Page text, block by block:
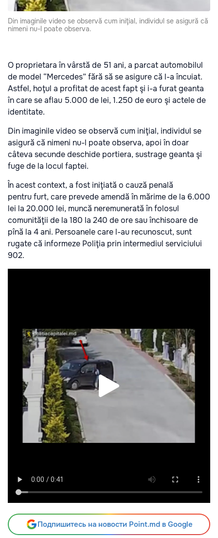
Din imaginile video se observă cum iniţial, individul se asigură că
nimeni nu-l poate observa.
O proprietara în vârstă de 51 ani, a parcat automobilul
de model “Mercedes” fără să se asigure că l-a încuiat.
Astfel, hoţul a profitat de acest fapt şi i-a furat geanta
în care se aflau 5.000 de lei, 1.250 de euro şi actele de
identitate.
Din imaginile video se observă cum iniţial, individul se
asigură că nimeni nu-l poate observa, apoi în doar
câteva secunde deschide portiera, sustrage geanta şi
fuge de la locul faptei.
În acest context, a fost iniţiată o cauză penală
pentru furt, care prevede amendă în mărime de la 6.000
lei la 20.000 lei, muncă neremunerată în folosul
comunităţii de la 180 la 240 de ore sau închisoare de
pînă la 4 ani. Persoanele care l-au recunoscut, sunt
rugate că informeze Poliţia prin intermediul serviciului
902.
Подпишитесь на новости Point.md в Google